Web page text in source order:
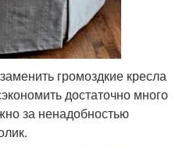
громоздкие кресла
достаточно много
за ненадобностью